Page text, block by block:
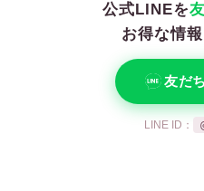
公式LINEを
お得な情
友だ
LINE ID：